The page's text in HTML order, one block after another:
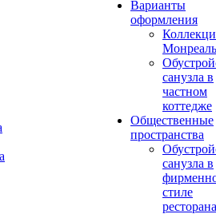
Варианты
оформления
Монреаль
санузла в
частном
коттедже
Общественные
пространства
санузла в
стиле
ресторана